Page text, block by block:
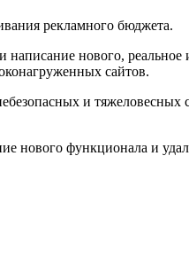
рекламного бюджета.
нового,
сайтов.
и тяжеловесных
нового функционала и